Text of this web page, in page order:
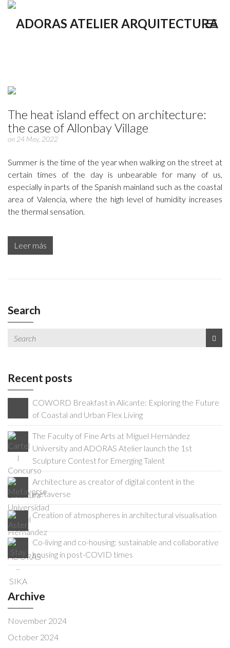
The heat island effect on architecture:
the case of Allonbay Village
on 24 May, 2022
Summer is the time of the year when walking on the street at
certain times of the day is unbearable for many of us,
especially in parts of the Spanish mainland such as the coastal
area of Valencia, where the high level of humidity increases
the thermal sensation.
Leer más
Search
Recent posts
COWORD Breakfast in Alicante: Exploring the Future
of Coastal and Urban Flex Living
The Faculty of Fine Arts at Miguel Hernández
University and ADORAS Atelier launch the 1st
Sculpture Contest for Emerging Talent
Architecture as creator of digital content in the
metaverse
Creation of atmospheres in architectural visualisation
Co-living and co-housing: sustainable and collaborative
housing in post-COVID times
Archive
November 2024
October 2024